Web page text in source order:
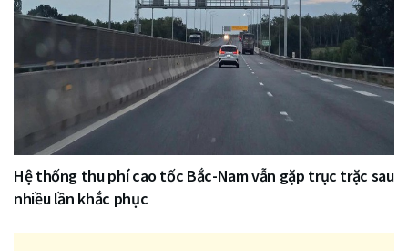
Hệ thống thu phí cao tốc Bắc-Nam vẫn gặp trục trặc sau
nhiều lần khắc phục